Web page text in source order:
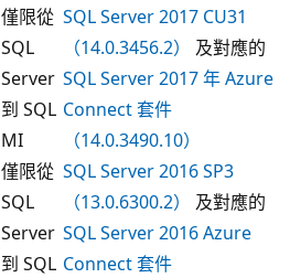
僅限從
SQL
Server
到 SQL
MI
SQL Server 2017 CU31
（14.0.3456.2）
及對應的
SQL Server 2017 年 Azure
Connect 套件
（14.0.3490.10）
僅限從
SQL
Server
到 SQL
SQL Server 2016 SP3
（13.0.6300.2）
及對應的
SQL Server 2016 Azure
Connect 套件